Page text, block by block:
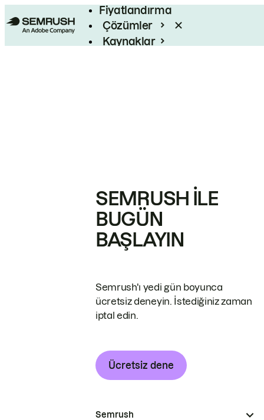
Fiyatlandırma
Çözümler
Kaynaklar
SEMRUSH ILE
BUGÜN
BAŞLAYIN
Semrush'ı yedi gün boyunca
ücretsiz deneyin. İstediğiniz zaman
iptal edin.
Ücretsiz dene
Semrush